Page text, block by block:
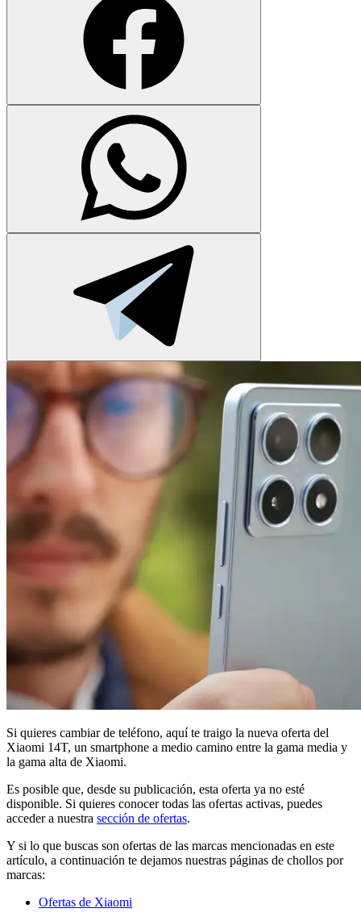
Si quieres cambiar de teléfono, aquí te traigo la nueva oferta del
Xiaomi 14T, un smartphone a medio camino entre la gama media y
la gama alta de Xiaomi.
Es posible que, desde su publicación, esta oferta ya no esté
disponible. Si quieres conocer todas las ofertas activas, puedes
acceder a nuestra sección de ofertas.
Y si lo que buscas son ofertas de las marcas mencionadas en este
artículo, a continuación te dejamos nuestras páginas de chollos por
marcas:
Ofertas de Xiaomi